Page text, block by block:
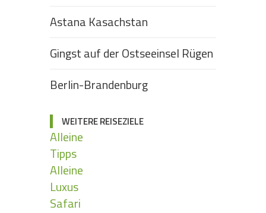
Astana Kasachstan
Gingst auf der Ostseeinsel Rügen
Berlin-Brandenburg
WEITERE REISEZIELE
Alleine
Tipps
Alleine
Luxus
Safari